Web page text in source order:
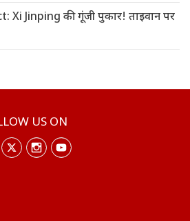
Xi Jinping की गूंजी पुकार! ताइवान पर
US ON